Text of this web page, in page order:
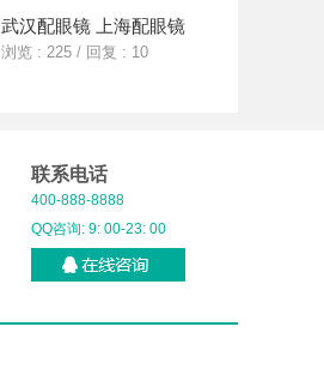
武汉配眼镜 上海配眼镜
浏览 : 225 / 回复 : 10
联系电话
400-888-8888
QQ咨询: 9: 00-23: 00